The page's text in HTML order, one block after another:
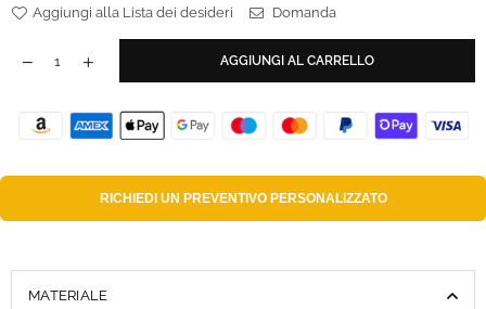
Aggiungi alla Lista dei desideri Domanda
AGGIUNGI AL CARRELLO
RICHIEDI UN PREVENTIVO PERSONALIZZATO
MATERIALE